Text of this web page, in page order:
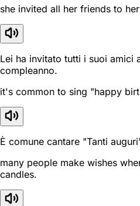
she invited all her friends to
Lei ha invitato tutti i suoi amici
compleanno.
it's common to sing "happy
È comune cantare "Tanti
many people make wishes
candles.